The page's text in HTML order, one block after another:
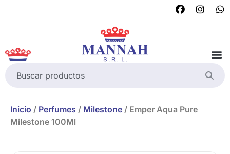
Inicio / Perfumes / Milestone / Emper Aqua Pure
Milestone 100Ml